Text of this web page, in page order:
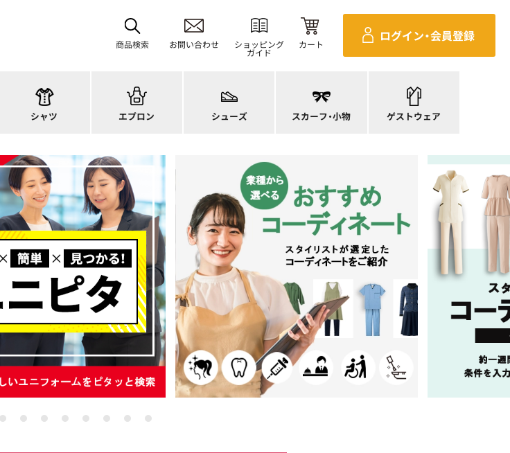
商品検索 お問い合わせ ショッピング
ガイド
カート
ログイン・会員登録
シャツ
ポロシャツ
Tシャツ
エプロン
首掛けエプロン
タスキ掛けエプロン
ラップエプロン
エプロンドレス
シューズ
ナースシューズ
パンプス
スカーフ・小物
スカーフ・リボン
バッグ
ゲストウェア
マタニティユニフォーム
衛生アイテム